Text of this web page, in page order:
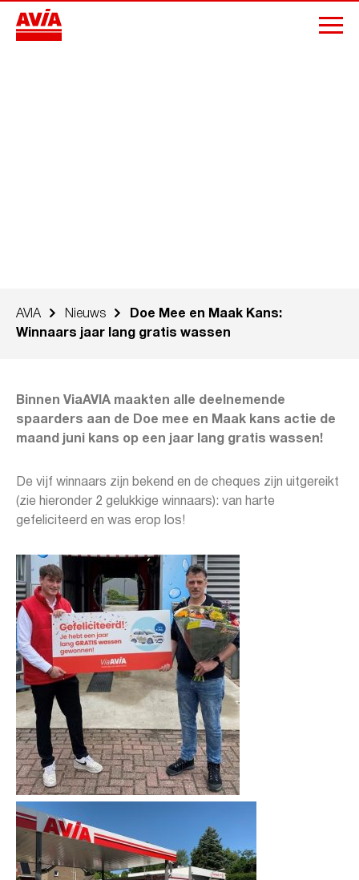
AVIA Nieuws
Doe Mee en Maak Kans:
Winnaars jaar lang gratis wassen
Binnen ViaAVIA maakten alle deelnemende
spaarders aan de Doe mee en Maak kans actie de
maand juni kans op een jaar lang gratis wassen!
De vijf winnaars zijn bekend en de cheques zijn uitgereikt
(zie hieronder 2 gelukkige winnaars): van harte
gefeliciteerd en was erop los!